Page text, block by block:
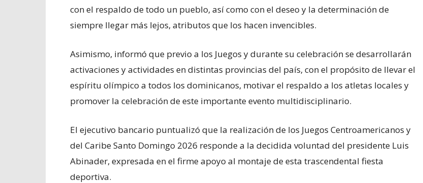
con el respaldo de todo un pueblo, así como con el deseo y la determinación de
siempre llegar más lejos, atributos que los hacen invencibles.
Asimismo, informó que previo a los Juegos y durante su celebración se desarrollarán
activaciones y actividades en distintas provincias del país, con el propósito de llevar el
espíritu olímpico a todos los dominicanos, motivar el respaldo a los atletas locales y
promover la celebración de este importante evento multidisciplinario.
El ejecutivo bancario puntualizó que la realización de los Juegos Centroamericanos y
del Caribe Santo Domingo 2026 responde a la decidida voluntad del presidente Luis
Abinader, expresada en el firme apoyo al montaje de esta trascendental fiesta
deportiva.